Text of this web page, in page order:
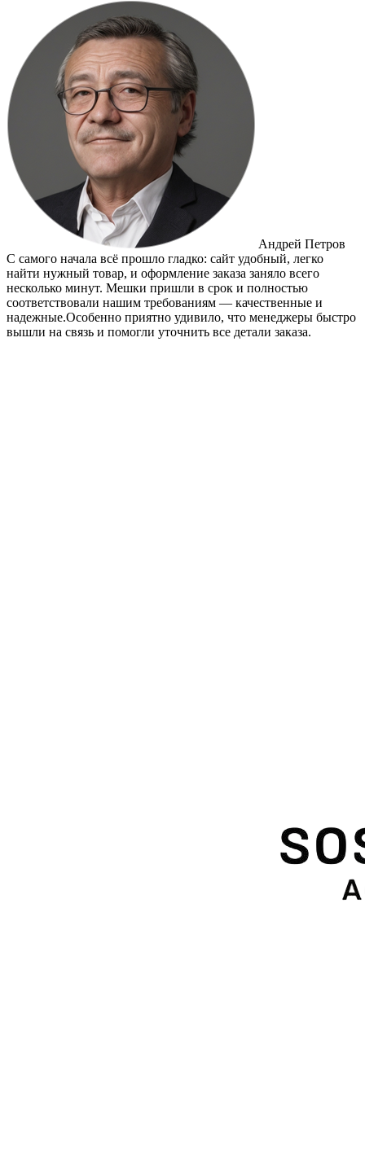
Андрей Петров
С самого начала всё прошло гладко: сайт удобный, легко
найти нужный товар, и оформление заказа заняло всего
несколько минут. Мешки пришли в срок и полностью
соответствовали нашим требованиям — качественные и
надежные.Особенно приятно удивило, что менеджеры быстро
вышли на связь и помогли уточнить все детали заказа.